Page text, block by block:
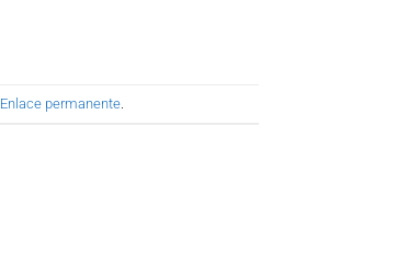
Enlace permanente.